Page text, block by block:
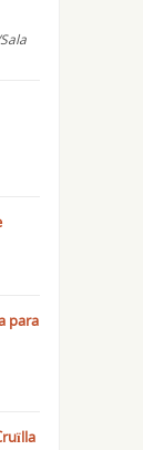
para